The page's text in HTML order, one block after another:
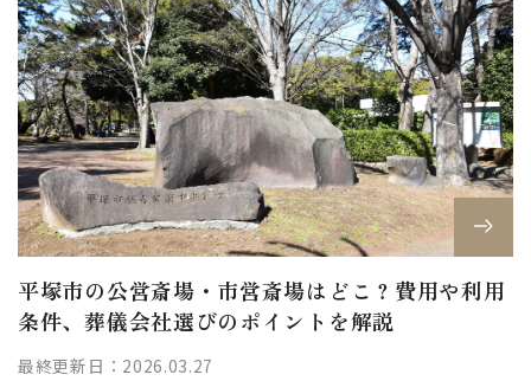
平塚市の公営斎場・市営斎場はどこ？費用や利用
条件、葬儀会社選びのポイントを解説
最終更新日：2026.03.27